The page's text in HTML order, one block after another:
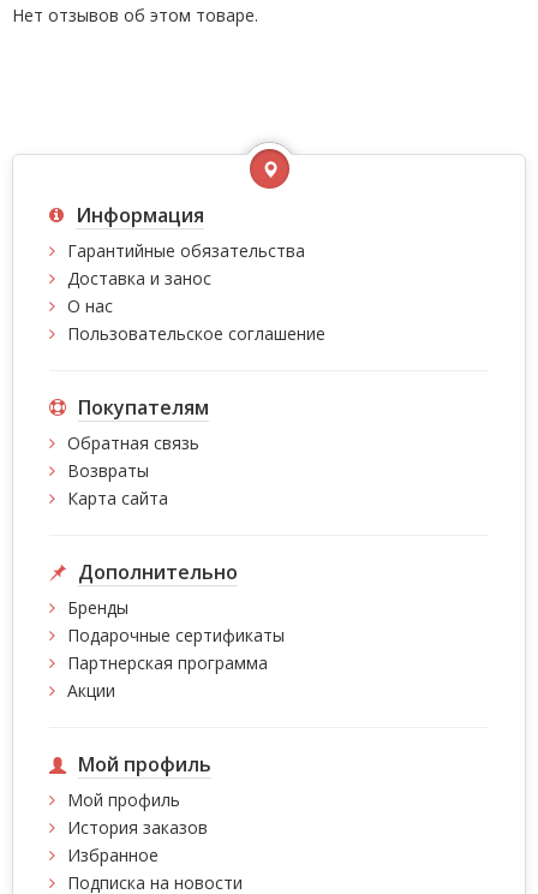
Нет отзывов об этом товаре.
Информация
Гарантийные обязательства
Доставка и занос
О нас
Пользовательское соглашение
Покупателям
Обратная связь
Возвраты
Карта сайта
Дополнительно
Бренды
Подарочные сертификаты
Партнерская программа
Акции
Мой профиль
Мой профиль
История заказов
Избранное
Подписка на новости